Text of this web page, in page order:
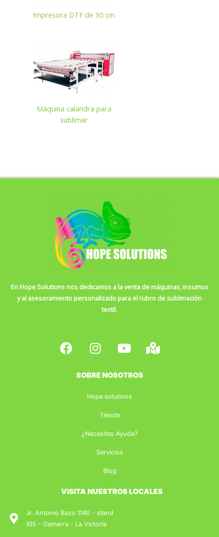
Impresora DTF de 30 cm
Máquina calandra para
sublimar
En Hope Solutions nos dedicamos a la venta de máquinas, insumos
y al asesoramiento personalizado para el rubro de sublimación
textil.
F
a
I
n
t
g
m
Y
o
t
b
M
a
l
SOBRE NOSOTROS
Hope solutions
Tienda
¿Necesitas Ayuda?
Servicios
Blog
VISITA NUESTROS LOCALES
Jr. Antonio Bazo 1140 - stand
105 - Gamarra - La Victoria